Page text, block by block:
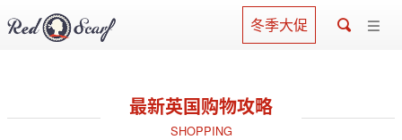
冬季大促
最新英国购物攻略
SHOPPING